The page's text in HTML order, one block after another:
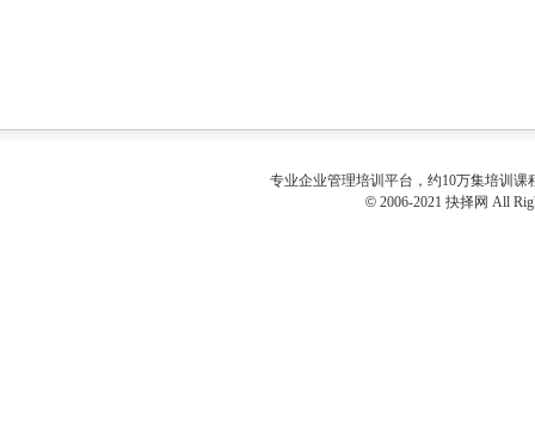
专业企业管理培训 平台，约10万集培训课
© 2006-2021 抉择网 All